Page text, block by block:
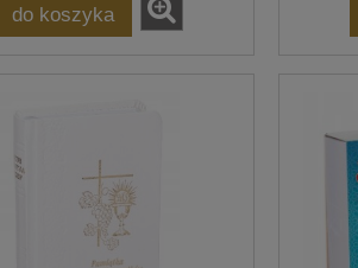
do koszyka